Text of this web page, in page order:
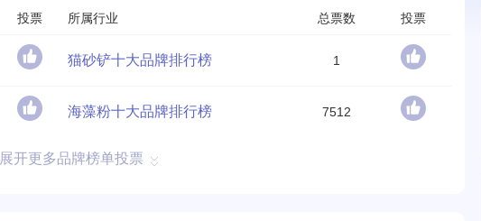
投票 所属行业 总票数 投票
猫砂铲十大品牌排行榜 1
海藻粉十大品牌排行榜 7512
开更多品牌榜单投票